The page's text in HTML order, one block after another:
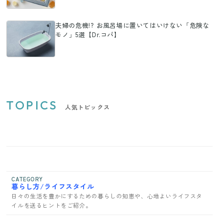
夫婦の危機!? お風呂場に置いてはいけない「危険な
モノ」5選【Dr.コパ】
TOPICS 人気トピックス
CATEGORY
暮らし方/ライフスタイル
日々の生活を豊かにするための暮らしの知恵や、心地よいライフスタ
イルを送るヒントをご紹介。